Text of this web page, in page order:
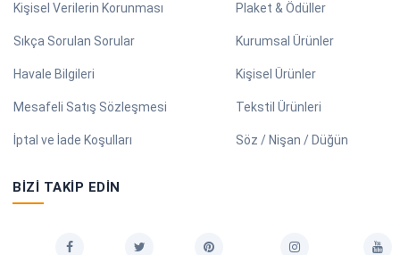
Kişisel Verilerin Korunması
Sıkça Sorulan Sorular
Havale Bilgileri
Mesafeli Satış Sözleşmesi
İptal ve İade Koşulları
Plaket & Ödüller
Kurumsal Ürünler
Kişisel Ürünler
Tekstil Ürünleri
Söz / Nişan / Düğün
BIZI TAKIP EDIN